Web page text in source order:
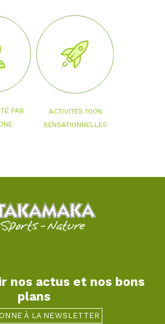
PAR
ACTIVITÉS 100%
SENSATIONNELLES
nos actus et nos bons
plans
À LA NEWSLETTER